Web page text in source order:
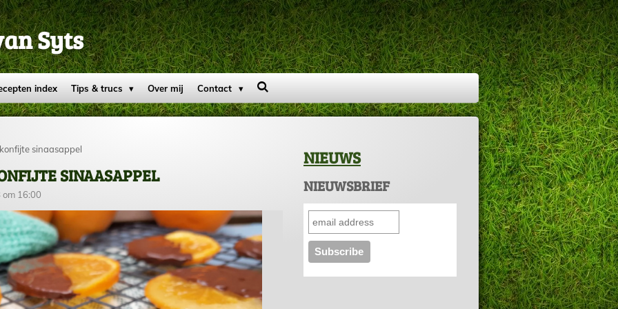
Syts
index Tips & trucs Over mij Contact
sinaasappel
SINAASAPPEL
16:00
NIEUWS
NIEUWSBRIEF